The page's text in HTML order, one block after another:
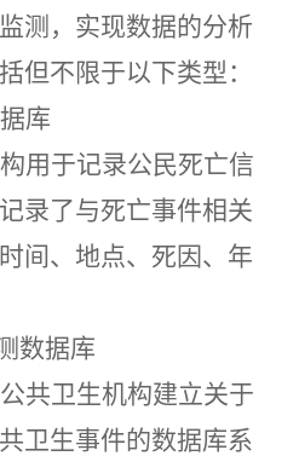
测，实现数据的分析
但不限于以下类型：
库
用于记录公民死亡信
录了与死亡事件相关
间、地点、死因、年
数据库
共卫生机构建立关于
卫生事件的数据库系